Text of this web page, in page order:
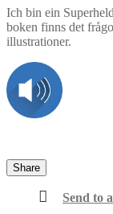
Ich bin ein
boken finns det
illustrationer.
Share
Send to